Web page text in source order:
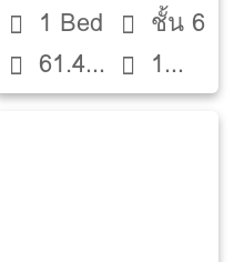
1 Bed
61.42
ตรม.
ชั้น 6
1
ห้องน้ำ